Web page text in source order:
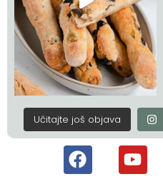
Učitajte još objava